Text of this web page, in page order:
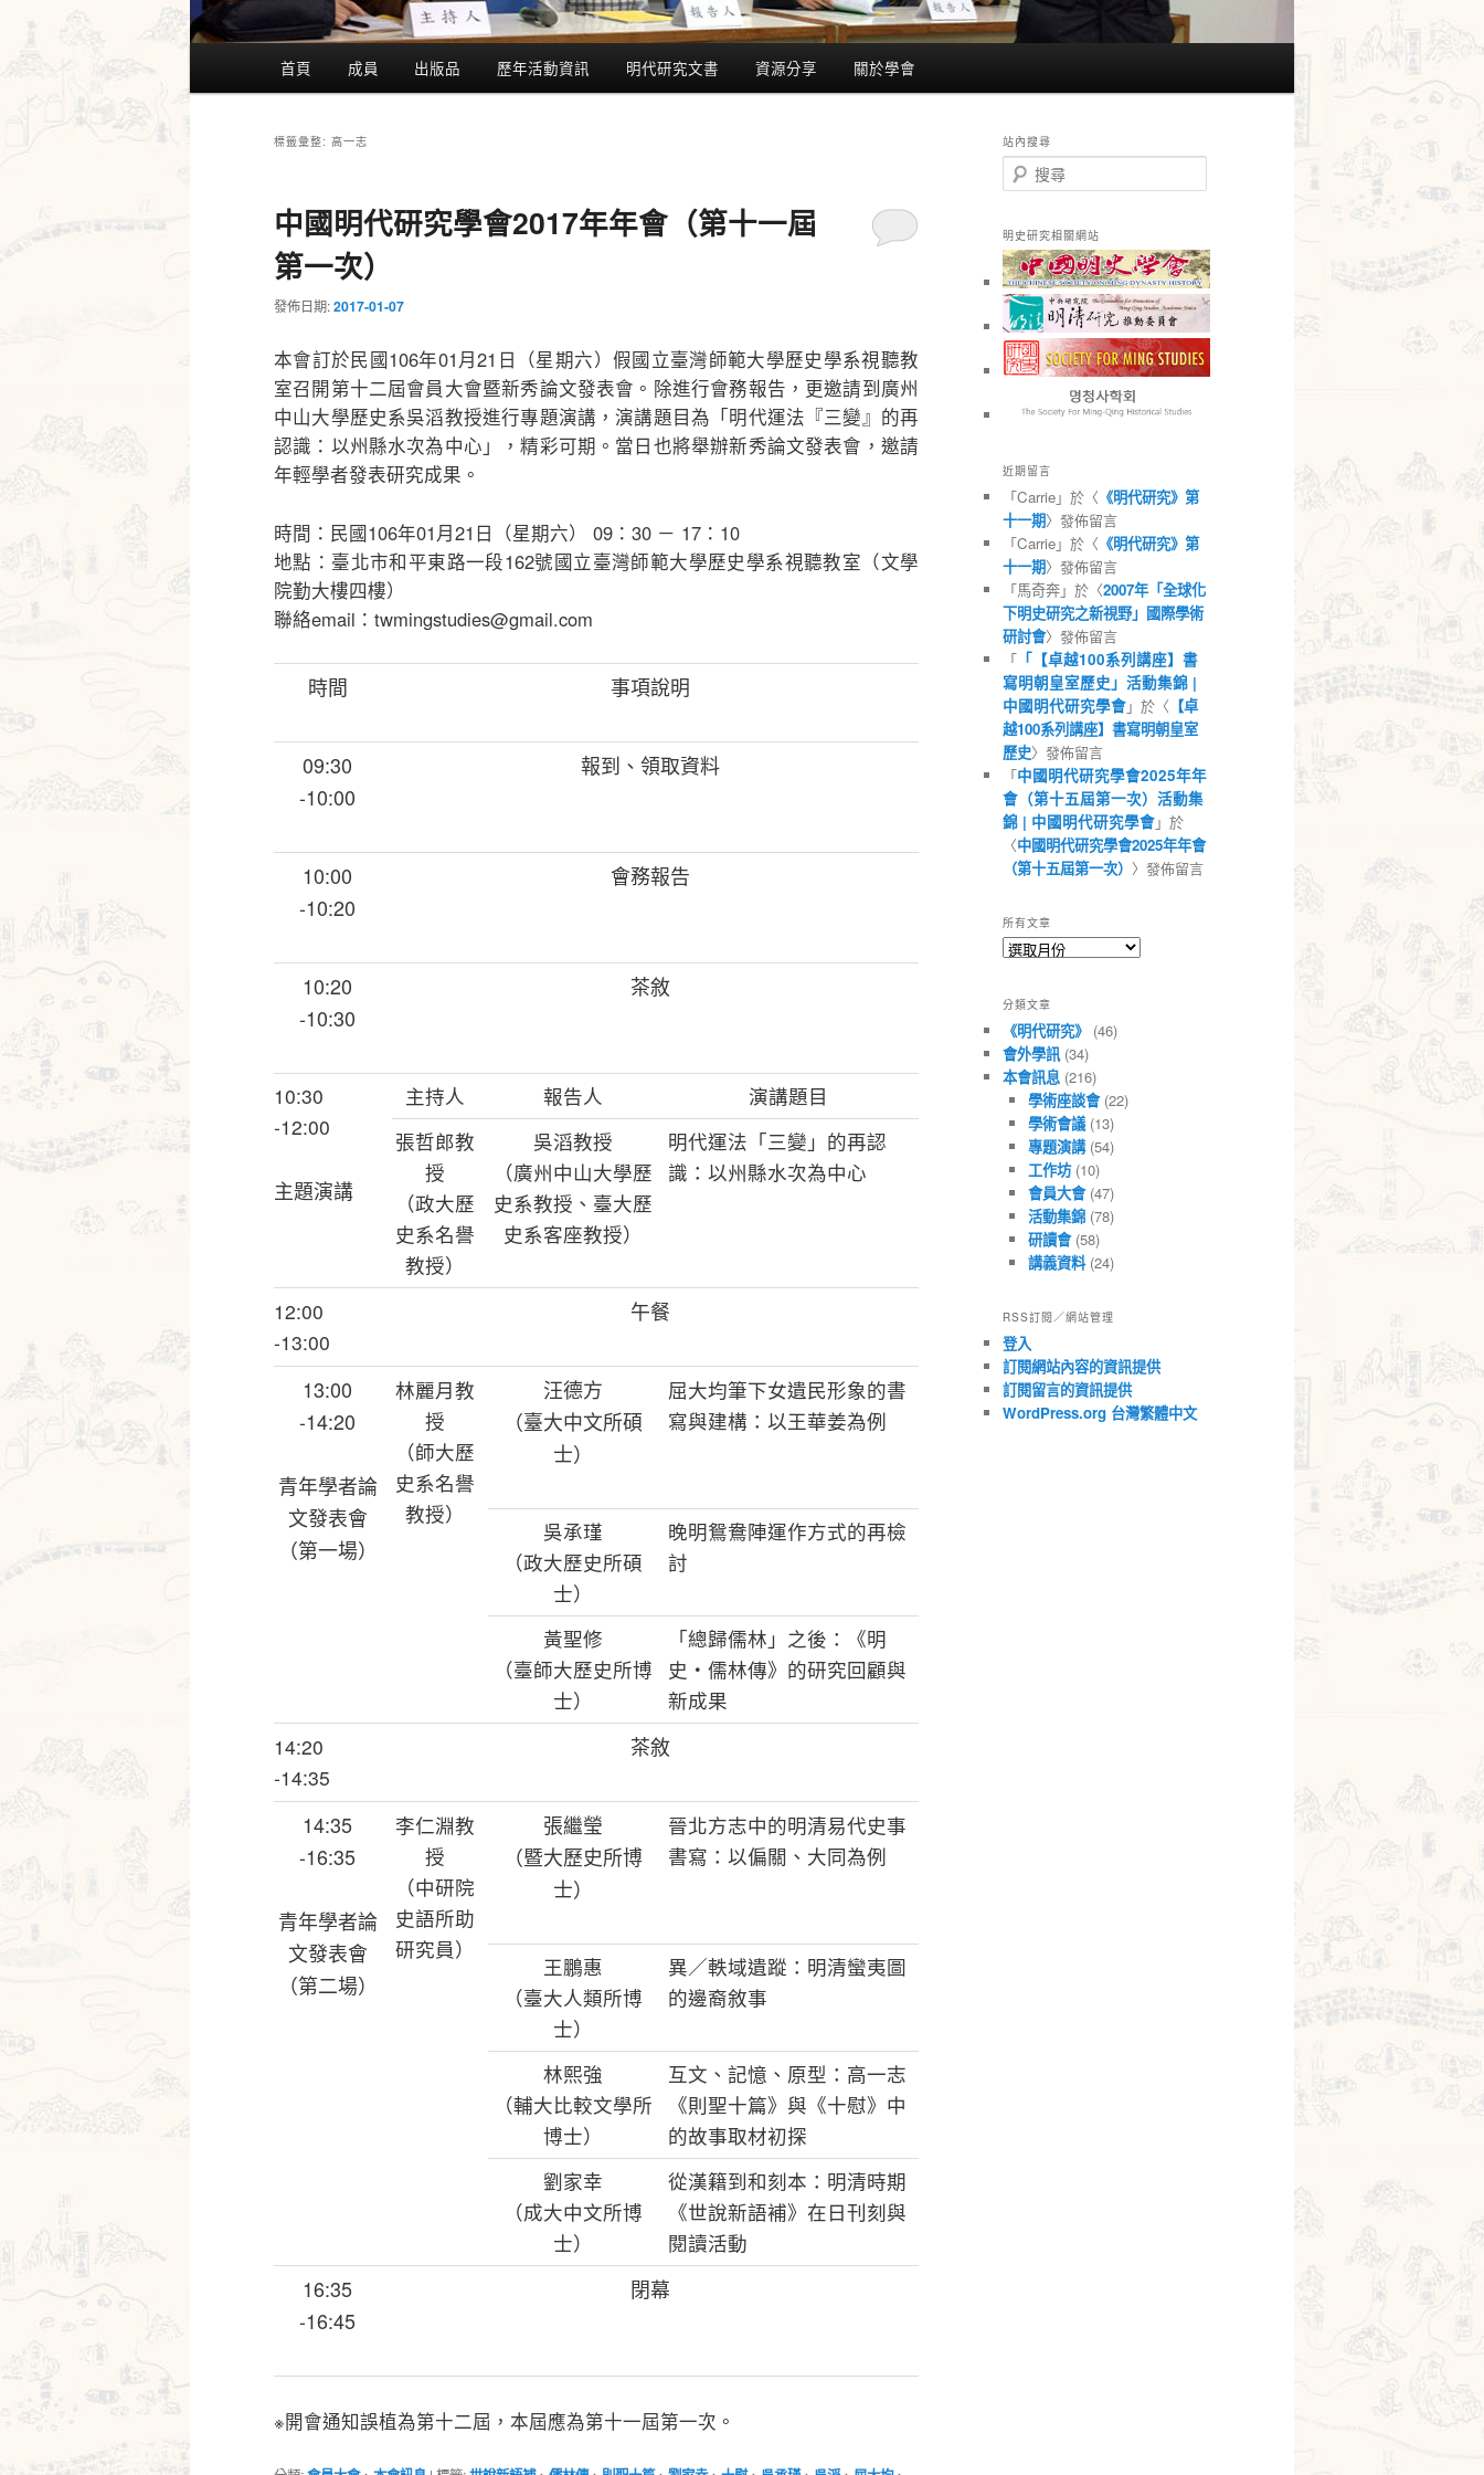
首頁 成員 出版品 歷年活動資訊 明代研究文書 資源分享 關於學會
標籤彙整: 高一志
中國明代研究學會2017年年會（第十一屆
第一次）
發佈日期:2017-01-07
本會訂於民國106年01月21日（星期六）假國立臺灣師範大學歷史學系視聽教
室召開第十二屆會員大會暨新秀論文發表會。除進行會務報告，更邀請到廣州
中山大學歷史系吳滔教授進行專題演講，演講題目為「明代運法『三變』的再
認識：以州縣水次為中心」，精彩可期。當日也將舉辦新秀論文發表會，邀請
年輕學者發表研究成果。
時間：民國106年01月21日（星期六） 09：30 － 17：10
地點：臺北市和平東路一段162號國立臺灣師範大學歷史學系視聽教室（文學
院勤大樓四樓）
聯絡email：twmingstudies@gmail.com
時間 事項說明
09:30
-10:00
報到、領取資料
10:00
-10:20
會務報告
10:20
-10:30
茶敘
10:30
-12:00
主題演講
主持人 報告人
演講題目
張哲郎教
授
（政大歷
史系名譽
教授）
吳滔教授
（廣州中山大學歷
史系教授、臺大歷
史系客座教授）
明代運法「三變」的再認
識：以州縣水次為中心
12:00
-13:00
午餐
13:00
-14:20
青年學者論
文發表會
（第一場）
林麗月教
授
（師大歷
史系名譽
教授）
汪德方
（臺大中文所碩
士）
屈大均筆下女遺民形象的書
寫與建構：以王華姜為例
吳承瑾
（政大歷史所碩
士）
晚明鴛鴦陣運作方式的再檢
討
黃聖修
（臺師大歷史所博
士）
「總歸儒林」之後：《明
史‧儒林傳》的研究回顧與
新成果
14:20
-14:35
茶敘
14:35
-16:35
青年學者論
文發表會
（第二場）
李仁淵教
授
（中研院
史語所助
研究員）
張繼瑩
（暨大歷史所博
士）
晉北方志中的明清易代史事
書寫：以偏關、大同為例
王鵬惠
（臺大人類所博
士）
異／軼域遺蹤：明清蠻夷圖
的邊裔敘事
林熙強
（輔大比較文學所
博士）
互文、記憶、原型：高一志
《則聖十篇》與《十慰》中
的故事取材初探
劉家幸
（成大中文所博
士）
從漢籍到和刻本：明清時期
《世說新語補》在日刊刻與
閱讀活動
16:35
-16:45
閉幕
※開會通知誤植為第十二屆，本屆應為第十一屆第一次。
站內搜尋
搜
尋
明史研究相關網站
近期留言
「Carrie」於〈 《明代研究》第
十一期〉發佈留言
「Carrie」於〈 《明代研究》第
十一期〉發佈留言
「馬奇奔」於〈2007年「全球化
下明史研究之新視野」國際學術
研討會〉發佈留言
「 「【卓越100系列講座】書
寫明朝皇室歷史」活動集錦 |
中國明代研究學會」於〈 【卓
越100系列講座】書寫明朝皇室
歷史〉發佈留言
「中國明代研究學會2025年年
會（第十五屆第一次）活動集
錦 | 中國明代研究學會」於
〈中國明代研究學會2025年年會
（第十五屆第一次） 〉發佈留言
所有文章
所
章
分類文章
《明代研究》 (46)
會外學訊 (34)
本會訊息 (216)
學術座談會(22)
學術會議(13)
專題演講(54)
工作坊(10)
會員大會(47)
活動集錦(78)
研讀會(58)
講義資料(24)
RSS訂閱／網站管理
登入
訂閱網站內容的資訊提供
訂閱留言的資訊提供
WordPress.org 台灣繁體中文